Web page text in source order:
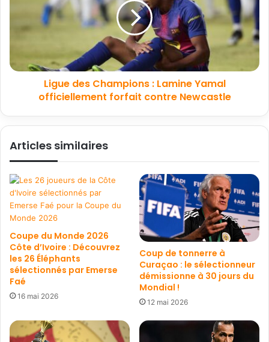
Ligue des Champions : Lamine Yamal
officiellement forfait contre Newcastle
Articles similaires
Coupe du Monde 2026
Côte d’Ivoire : Découvrez
les 26 Éléphants
sélectionnés par Emerse
Faé
16 mai 2026
Coup de tonnerre à
Curaçao : le sélectionneur
démissionne à 30 jours du
Mondial !
12 mai 2026